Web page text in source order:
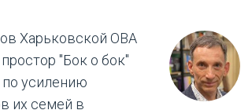
Харьковской ОВА
"Бок о бок"
по усилению
их семей в